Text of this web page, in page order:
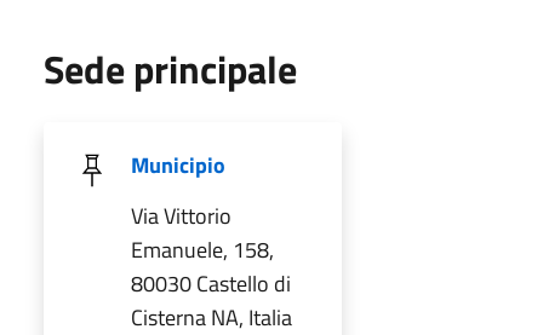
Sede principale
Municipio
Via Vittorio
Emanuele, 158,
80030 Castello di
Cisterna NA, Italia